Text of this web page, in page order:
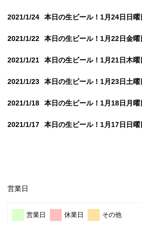
2021/1/24 本日の生ビール！1月24日日曜
2021/1/22 本日の生ビール！1月22日金曜
2021/1/21 本日の生ビール！1月21日木曜
2021/1/23 本日の生ビール！1月23日土曜
2021/1/18 本日の生ビール！1月18日月曜
2021/1/17 本日の生ビール！1月17日日曜
営業日
営業日 休業日 その他